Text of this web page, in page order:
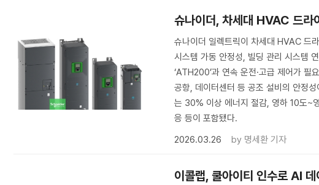
슈나이더, 차세대 HVAC 드라
슈나이더 일렉트릭이 차세대 HVAC 드
시스템 가동 안정성, 빌딩 관리 시스템
‘ATH200’과 연속 운전·고급 제어가 필
공항, 데이터센터 등 공조 설비의 안정
는 30% 이상 에너지 절감, 영하 10도~
응 등이 포함됐다.
2026.03.26
by 명세환 기자
이콜랩, 쿨아이티 인수로 AI